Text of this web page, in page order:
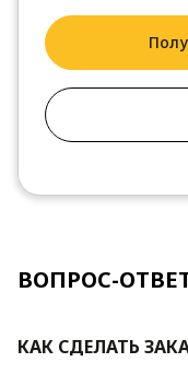
ВОПРОС-
КАК СДЕЛАТЬ